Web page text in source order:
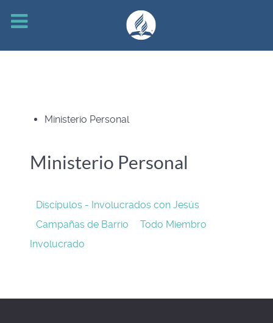
Ministerio Personal
Ministerio Personal
Discípulos - Involucrados con Jesús
Campañas de Barrio
Todo Miembro
Involucrado